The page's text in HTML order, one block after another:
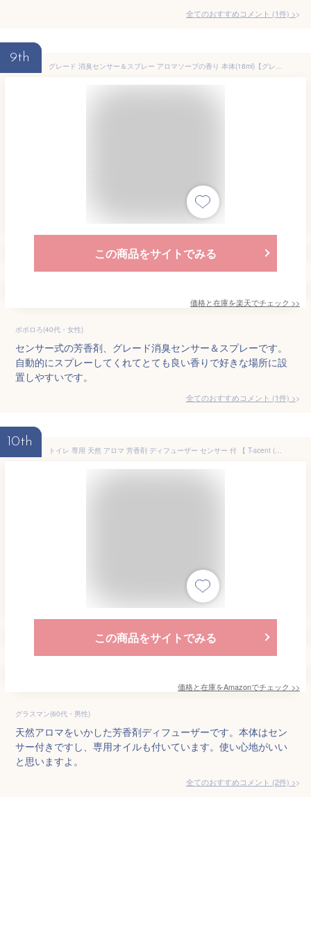
全てのおすすめコメント (1件) >
9th
グレード 消臭センサー＆スプレー アロマソープの香り 本体(18ml)【グレード(Glade)】[芳香剤 消臭剤 部屋 トイレ 感知]
この商品をサイトでみる
価格と在庫を楽天でチェック >>
ポポロろ(40代・女性)
センサー式の芳香剤、グレード消臭センサー＆スプレーです。
自動的にスプレーしてくれてとても良い香りで好きな場所に設
置しやすいです。
全てのおすすめコメント (1件) >
10th
トイレ 専用 天然 アロマ 芳香剤 ディフューザー センサー 付 【 T-scent (ティーセント) 】 本体＋専用オイル40ml (色) ホワイト (香り) トイレ消臭 【AROMIC】
この商品をサイトでみる
価格と在庫をAmazonでチェック >>
グラスマン(60代・男性)
天然アロマをいかした芳香剤ディフューザーです。本体はセン
サー付きですし、専用オイルも付いています。使い心地がいい
と思いますよ。
全てのおすすめコメント (2件) >